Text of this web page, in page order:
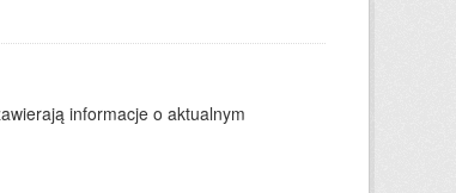
informacje o aktualnym